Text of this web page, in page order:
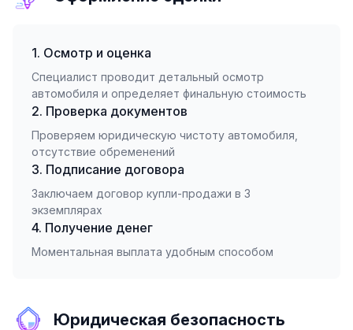
1. Осмотр и оценка
Специалист проводит детальный осмотр
автомобиля и определяет финальную стоимость
2. Проверка документов
Проверяем юридическую чистоту автомобиля,
отсутствие обременений
3. Подписание договора
Заключаем договор купли-продажи в 3
экземплярах
4. Получение денег
Моментальная выплата удобным способом
Юридическая безопасность